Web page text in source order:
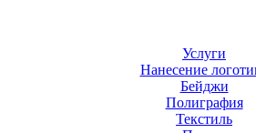
Услуги
Нанесение
Бейджи
Полиграфия
Текстиль